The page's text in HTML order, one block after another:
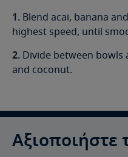
1. Blend acai, banana
highest speed, until
2. Divide between
and coconut.
Αξιοποιήστε